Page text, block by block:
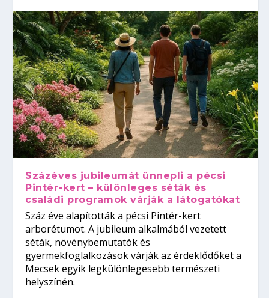
Százéves jubileumát ünnepli a pécsi
Pintér-kert – különleges séták és
családi programok várják a látogatókat
Száz éve alapították a pécsi Pintér-kert
arborétumot. A jubileum alkalmából vezetett
séták, növénybemutatók és
gyermekfoglalkozások várják az érdeklődőket a
Mecsek egyik legkülönlegesebb természeti
helyszínén.